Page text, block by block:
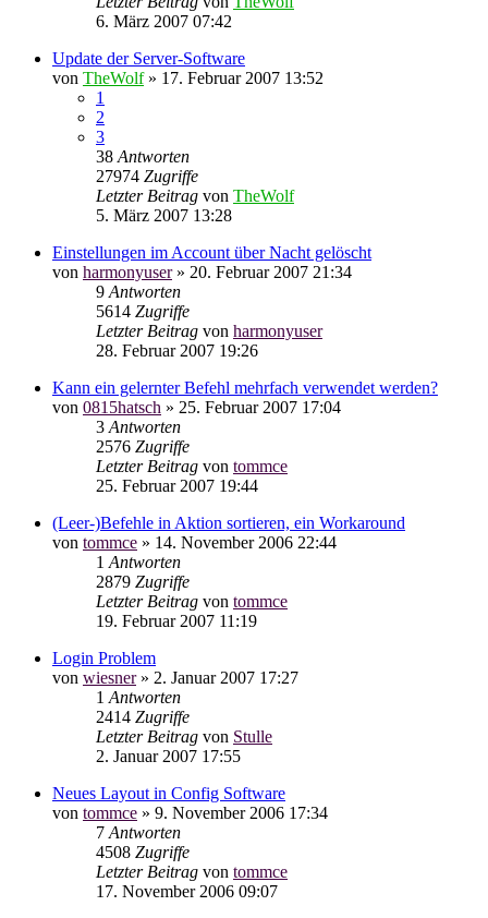
6. März 2007 07:42
Update der Server-Software
von TheWolf» 17. Februar 2007 13:52
1
2
3
38 Antworten
27974 Zugriffe
Letzter Beitrag von TheWolf
5. März 2007 13:28
Einstellungen im Account über Nacht gelöscht
von harmonyuser» 20. Februar 2007 21:34
9 Antworten
5614 Zugriffe
Letzter Beitrag von harmonyuser
28. Februar 2007 19:26
Kann ein gelernter Befehl mehrfach verwendet werden?
von 0815hatsch » 25. Februar 2007 17:04
3 Antworten
2576 Zugriffe
Letzter Beitrag von tommce
25. Februar 2007 19:44
(Leer-)Befehle in Aktion sortieren, ein Workaround
von tommce » 14. November 2006 22:44
1 Antworten
2879 Zugriffe
Letzter Beitrag von tommce
19. Februar 2007 11:19
Login Problem
von wiesner» 2. Januar 2007 17:27
1 Antworten
2414 Zugriffe
Letzter Beitrag von Stulle
2. Januar 2007 17:55
Neues Layout in Config Software
von tommce » 9. November 2006 17:34
7 Antworten
4508 Zugriffe
Letzter Beitrag von tommce
17. November 2006 09:07